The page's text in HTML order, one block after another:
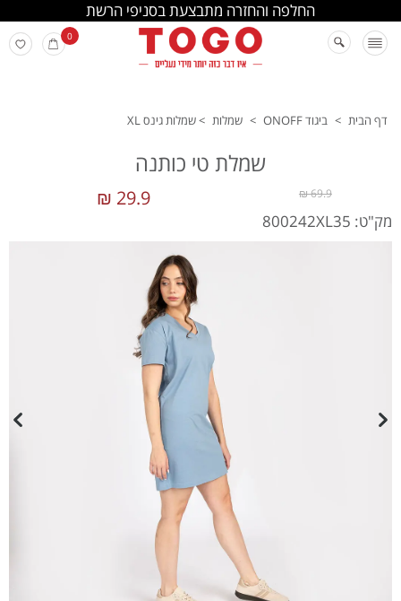
החלפה והחזרה מתבצעת בסניפי הרשת
0
דף הבית > ביגוד ONOFF > שמלות >שמלות גינס XL
שמלת טי כותנה
29.9 ₪ 69.9 ₪
מק"ט: 800242XL35